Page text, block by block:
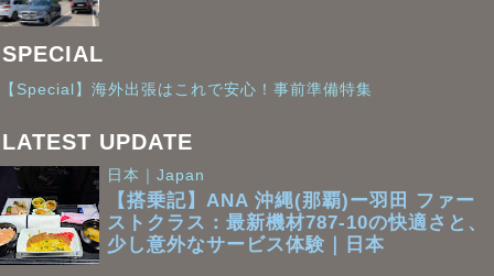
SPECIAL
【Special】海外出張はこれで安心！事前準備特集
LATEST UPDATE
日本｜Japan
【搭乗記】ANA 沖縄(那覇)ー羽田 ファー
ストクラス：最新機材787-10の快適さと、
少し意外なサービス体験｜日本